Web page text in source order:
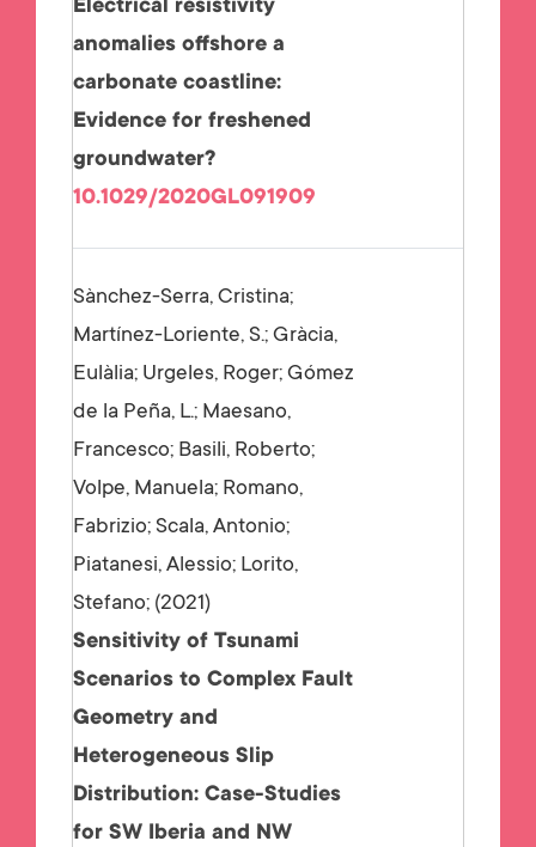
Electrical resistivity
anomalies offshore a
carbonate coastline:
Evidence for freshened
groundwater?
10.1029/2020GL091909
Sànchez-Serra, Cristina;
Martínez-Loriente, S.; Gràcia,
Eulàlia; Urgeles, Roger; Gómez
de la Peña, L.; Maesano,
Francesco; Basili, Roberto;
Volpe, Manuela; Romano,
Fabrizio; Scala, Antonio;
Piatanesi, Alessio; Lorito,
Stefano; 2021
Sensitivity of Tsunami
Scenarios to Complex Fault
Geometry and
Heterogeneous Slip
Distribution: Case-Studies
for SW Iberia and NW